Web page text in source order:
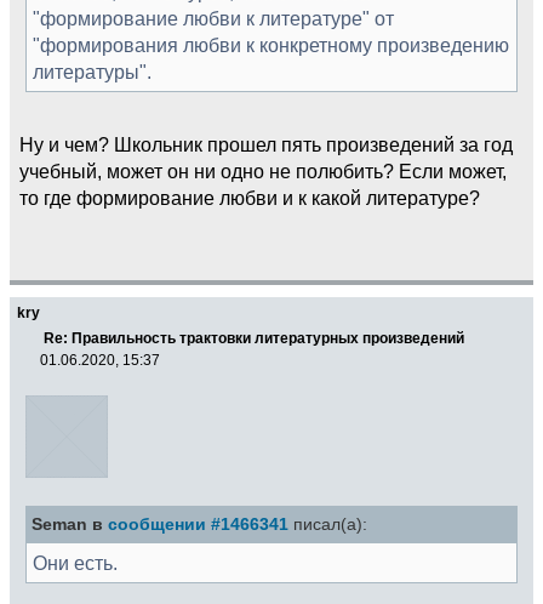
"формирование любви к литературе" от
"формирования любви к конкретному произведению
литературы".
Ну и чем? Школьник прошел пять произведений за год
учебный, может он ни одно не полюбить? Если может,
то где формирование любви и к какой литературе?
kry
Re: Правильность трактовки литературных произведений
01.06.2020, 15:37
Seman в сообщении #1466341 писал(а):
Они есть.